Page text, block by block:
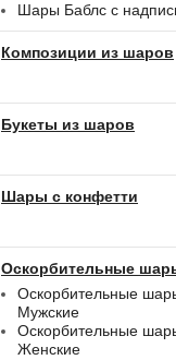
Шары Баблс с
Композиции из шаров
Букеты из шаров
Шары с конфетти
Оскорбительные
Оскорбительные
Мужские
Оскорбительные
Женские